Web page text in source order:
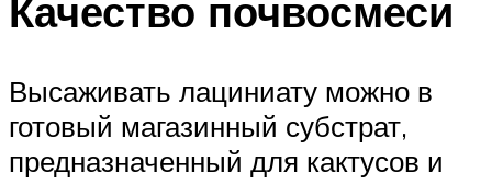
Качество почвосмеси
Высаживать лациниату можно в
готовый магазинный субстрат,
предназначенный для кактусов и